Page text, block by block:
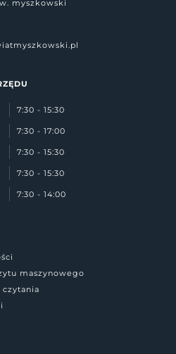
myszkowski
7:30 - 15:30
7:30 - 17:00
7:30 - 15:30
7:30 - 15:30
7:30 - 14:00
maszynowego
czytania